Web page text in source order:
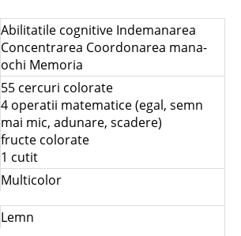
Abilitatile cognitive Indemanarea
Concentrarea Coordonarea mana-
ochi Memoria
55 cercuri colorate
4 operatii matematice (egal, semn
mai mic, adunare, scadere)
fructe colorate
1 cutit
Multicolor
Lemn